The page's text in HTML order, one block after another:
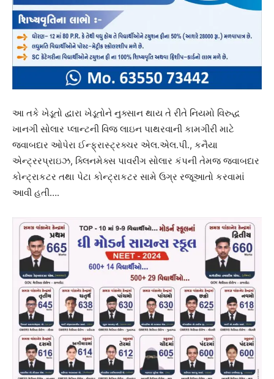
આ તકે ખેડૂતો દ્વારા ખેડૂતોને નુક્સાન થાય તે રીતે નિયમો વિરુદ્ધ
ખાનગી સોલાર પ્લાન્ટની વિજ લાઇન પાથરવાની કામગીરી માટે
જવાબદાર ઓપેરા ઈન્ફ્રાસ્ટ્રક્ચર એલ.એલ.પી., કનૈયા
એન્ટ્રરપ્રાઇઝ, ક્લિનમેક્સ પાવરીંગ સોલાર કંપની તેમજ જવાબદાર
કોન્ટ્રાકટર તથા પેટા કોન્ટ્રાકટર સામે ઉગ્ર રજૂઆતો કરવામાં
આવી હતી….